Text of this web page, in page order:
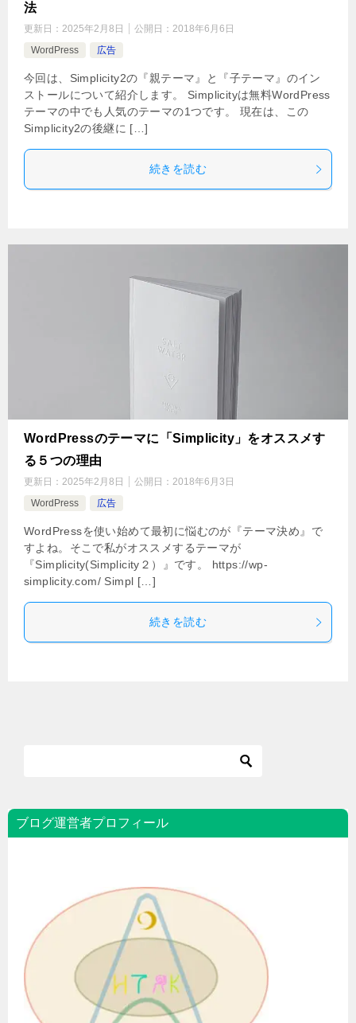
法
更新日： 2025年2月8日 公開日： 2018年6月6日
WordPress
広告
今回は、Simplicity2の『親テーマ』と『子テーマ』のイン
ストールについて紹介します。 Simplicityは無料WordPress
テーマの中でも人気のテーマの1つです。 現在は、この
Simplicity2の後継に […]
続きを読む
WordPressのテーマに「Simplicity」をオススメす
る５つの理由
更新日： 2025年2月8日 公開日： 2018年6月3日
WordPress
広告
WordPressを使い始めて最初に悩むのが『テーマ決め』で
すよね。そこで私がオススメするテーマが
『Simplicity(Simplicity２）』です。 https://wp-
simplicity.com/ Simpl […]
続きを読む
ブログ運営者プロフィール